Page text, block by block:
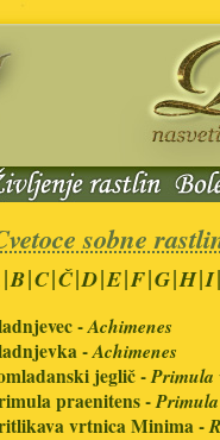
sobne
|B|C|Č|D|E|F|G|H|I
-Achimenes
-Achimenes
jeglič -Primula
praenitens -
vrtnica Minima -